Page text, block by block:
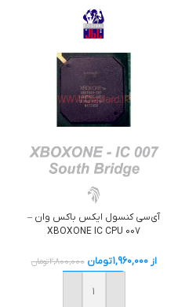
آی‌سی کنسول ایکس باکس وان –
XBOXONE IC CPU 007
از1,960,000تومان 2,800,000تومان
خرید